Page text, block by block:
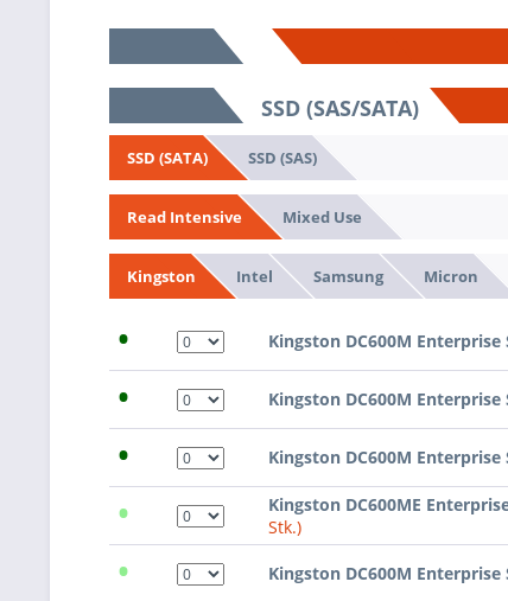
SSD (SAS/SATA)
SSD (SATA) SSD (SAS)
Read Intensive Mixed Use
Kingston Intel Samsung Micron
• Kingston DC600M Enterprise
• Kingston DC600M Enterprise
• Kingston DC600M Enterprise
• Kingston DC600ME
Stk.)
• Kingston DC600M Enterprise